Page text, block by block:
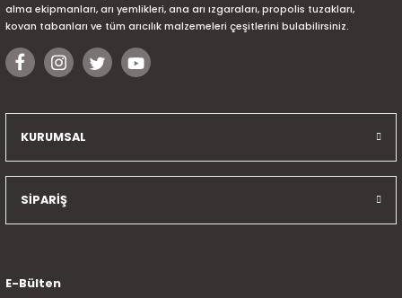
alma ekipmanları, arı yemlikleri, ana arı ızgaraları, propolis tuzakları,
kovan tabanları ve tüm arıcılık malzemeleri çeşitlerini bulabilirsiniz.
KURUMSAL
SİPARİŞ
E-Bülten